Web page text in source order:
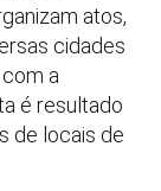
atos,
cidades
a
é resultado
de locais de